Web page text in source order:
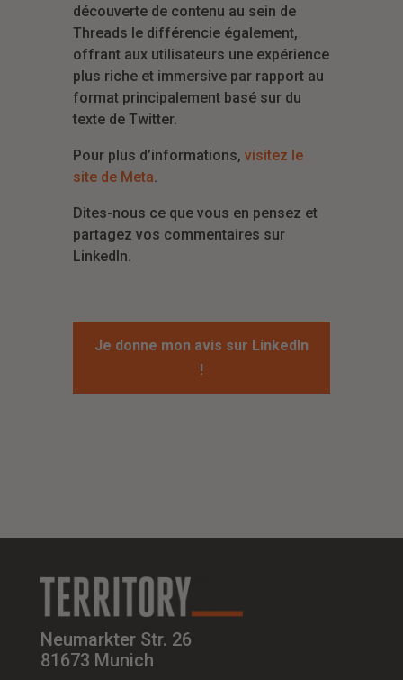
découverte de contenu au sein de
Threads le différencie également,
offrant aux utilisateurs une expérience
plus riche et immersive par rapport au
format principalement basé sur du
texte de Twitter.
Pour plus d’informations, visitez le
site de Meta.
Dites-nous ce que vous en pensez et
partagez vos commentaires sur
LinkedIn.
Je donne mon avis sur LinkedIn
!
Neumarkter Str. 26
81673 Munich